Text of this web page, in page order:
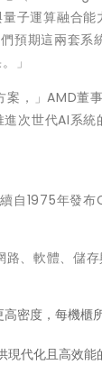
運算融合能
預期這兩套系
」
案，」AMD董
次世代AI系統
自1975年發布
、軟體、儲存
密度，每機櫃
代化且高效能